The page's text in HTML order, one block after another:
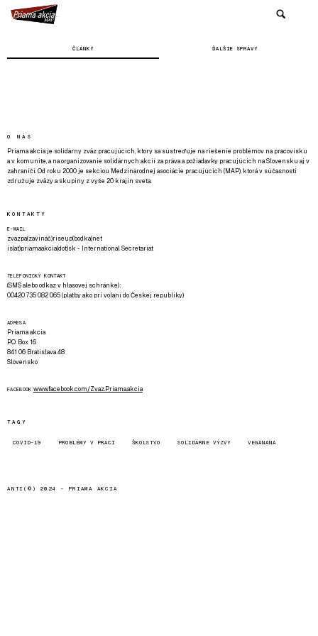
ČLÁNKY ĎALŠIE SPRÁVY
O NÁS
Priama akcia je solidárny zväz pracujúcich, ktorý sa sústreďuje na riešenie problémov na pracovisku
a v komunite, a na organizovanie solidárnych akcií za práva a požiadavky pracujúcich na Slovensku aj v
zahraničí. Od roku 2000 je sekciou Medzinárodnej asociácie pracujúcich (MAP), ktorá v súčasnosti
združuje zväzy a skupiny z vyše 20 krajín sveta.
KONTAKTY
E-MAIL
zvazpa(zavináč)riseup(bodka)net
is(at)priamaakcia(dot)sk - International Secretariat
TELEFONICKÝ KONTAKT
(SMS alebo odkaz v hlasovej schránke):
00420 735 082 065 (platby ako pri volaní do Českej republiky)
ADRESA
Priama akcia
P.O. Box 16
841 06 Bratislava 48
Slovensko
FACEBOOK www.facebook.com/Zvaz.Priama.akcia
TAGY
COVID-19 PROBLÉMY V PRÁCI ŠKOLSTVO SOLIDÁRNE VÝZVY VEGANANA
ANTI(©) 2024 - PRIAMA AKCIA